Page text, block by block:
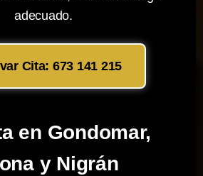
adecuado.
Cita: 673 141 215
en Gondomar,
y Nigrán